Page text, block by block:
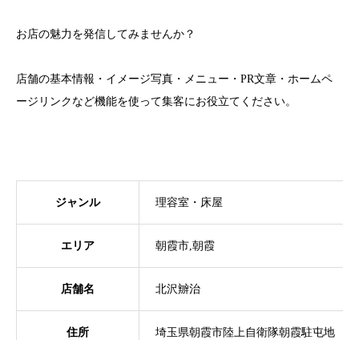
お店の魅力を発信してみませんか？
店舗の基本情報・イメージ写真・メニュー・PR文章・ホームペ
ージリンクなど機能を使って集客にお役立てください。
ジャンル 理容室・床屋
エリア 朝霞市,朝霞
店舗名 北沢辧治
住所 埼玉県朝霞市陸上自衛隊朝霞駐屯地